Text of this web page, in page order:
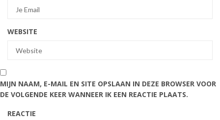
WEBSITE
MIJN NAAM, E-MAIL EN SITE OPSLAAN IN DEZE BROWSER VOOR
DE VOLGENDE KEER WANNEER IK EEN REACTIE PLAATS.
REACTIE